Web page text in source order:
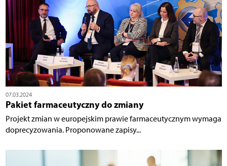
07.03.2024
Pakiet farmaceutyczny do zmiany
Projekt zmian w europejskim prawie farmaceutycznym wymaga
doprecyzowania. Proponowane zapisy...